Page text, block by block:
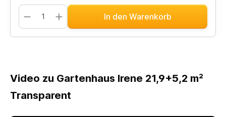
In den Warenkorb
Video zu Gartenhaus Irene 21,9+5,2 m²
Transparent